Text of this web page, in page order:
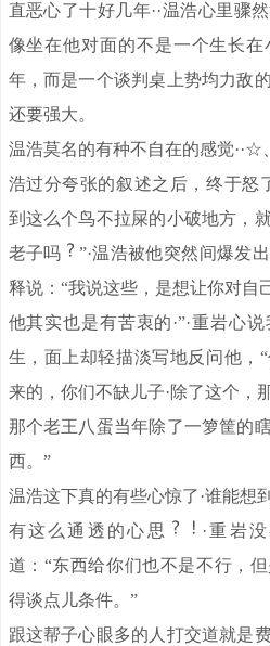
直恶心了十好几年··温浩心里骤
像坐在他对面的不是一个生长
年，而是一个谈判桌上势均力敌
还要强大。
温浩莫名的有种不自在的感觉··☆
浩过分夸张的叙述之后，终于怒
到这么个鸟不拉屎的小破地方，
老子吗
”·温浩被他突然间爆发
释说：“我说这些，是想让你对自
他其实也是有苦衷的·”·重岩心
生，面上却轻描淡写地反问他，
来的，你们不缺儿子·除了这个，
那个老王八蛋当年除了一箩筐的
西。”
温浩这下真的有些心惊了·谁能想
有这么通透的心思
·重岩
道：“东西给你们也不是不行，
得谈点儿条件。”
跟这帮子心眼多的人打交道就是